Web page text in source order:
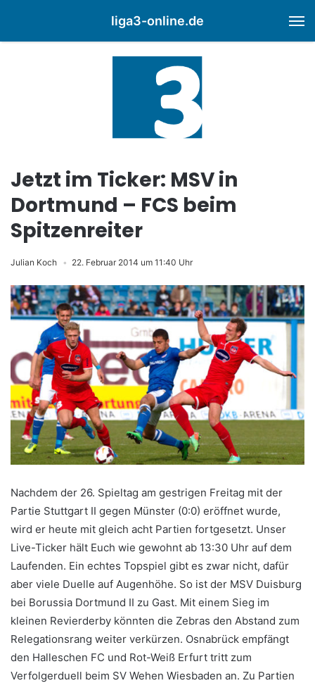
liga3-online.de
Jetzt im Ticker: MSV in
Dortmund – FCS beim
Spitzenreiter
Julian Koch 22. Februar 2014 um 11:40 Uhr
Nachdem der 26. Spieltag am gestrigen Freitag mit der
Partie Stuttgart II gegen Münster (0:0) eröffnet wurde,
wird er heute mit gleich acht Partien fortgesetzt. Unser
Live-Ticker hält Euch wie gewohnt ab 13:30 Uhr auf dem
Laufenden. Ein echtes Topspiel gibt es zwar nicht, dafür
aber viele Duelle auf Augenhöhe. So ist der MSV Duisburg
bei Borussia Dortmund II zu Gast. Mit einem Sieg im
kleinen Revierderby könnten die Zebras den Abstand zum
Relegationsrang weiter verkürzen. Osnabrück empfängt
den Halleschen FC und Rot-Weiß Erfurt tritt zum
Verfolgerduell beim SV Wehen Wiesbaden an. Zu Partien